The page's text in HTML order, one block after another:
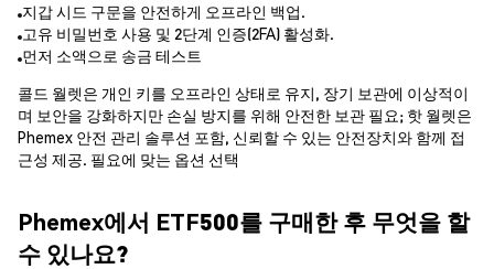
지갑 시드 구문을 안전하게 오프라인 백업.
고유 비밀번호 사용 및 2단계 인증(2FA) 활성화.
먼저 소액으로 송금 테스트
콜드 월렛은 개인 키를 오프라인 상태로 유지, 장기 보관에 이상적이
며 보안을 강화하지만 손실 방지를 위해 안전한 보관 필요; 핫 월렛은
Phemex 안전 관리 솔루션 포함, 신뢰할 수 있는 안전장치와 함께 접
근성 제공. 필요에 맞는 옵션 선택
Phemex에서 ETF500를 구매한 후 무엇을 할
수 있나요?